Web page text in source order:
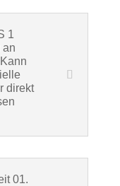
1
an
direkt
01.